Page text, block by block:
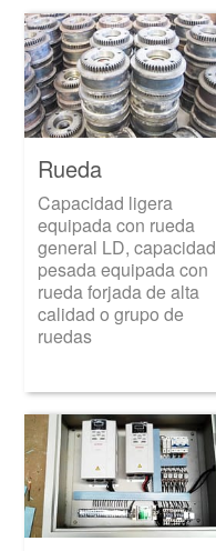
Rueda
Capacidad ligera
equipada con rueda
general LD, capacidad
pesada equipada con
rueda forjada de alta
calidad o grupo de
ruedas